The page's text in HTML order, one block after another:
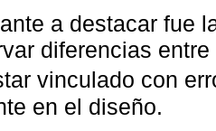
a destacar fue
diferencias
vinculado con
en el diseño.